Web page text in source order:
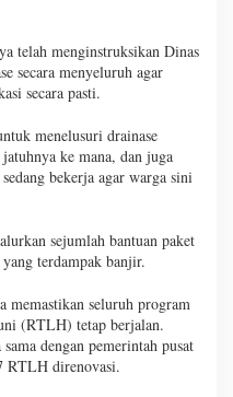
telah menginstruksikan Dinas
secara menyeluruh agar
secara pasti.
menelusuri drainase
ke mana, dan juga
bekerja agar warga sini
sejumlah bantuan paket
terdampak banjir.
memastikan seluruh program
(RTLH) tetap berjalan.
dengan pemerintah pusat
RTLH direnovasi.